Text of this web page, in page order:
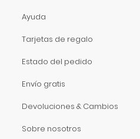
Ayuda
Tarjetas de regalo
Estado del pedido
Envío gratis
Devoluciones & Cambios
Sobre nosotros